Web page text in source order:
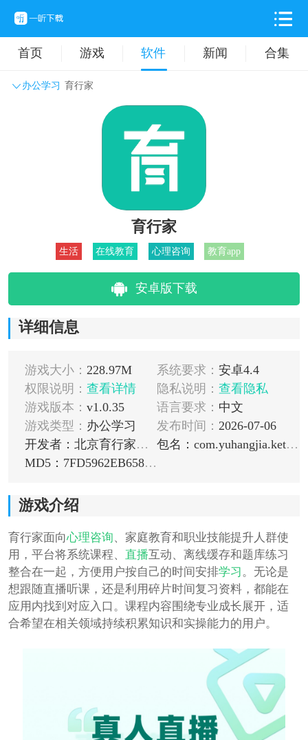
首页 游戏 软件 新闻 合集
办公学习 育行家
主题壁纸 旅游出行
拍摄美化 时尚购物
育行家
生活 在线教育 心理咨询 教育app
安卓版下载
详细信息
游戏大小： 228.97M 系统要求： 安卓4.4
权限说明： 查看详情 隐私说明： 查看隐私
游戏版本： v1.0.35 语言要求： 中文
游戏类型： 办公学习 发布时间： 2026-07-06
开发者：北京育行家教育科技有限公司
包名：com.yuhangjia.ketang
MD5：7FD5962EB658AE396D1DA0439BFDE3AD
游戏介绍
育行家面向心理咨询、家庭教育和职业技能提升人群使
用，平台将系统课程、 直播互动、离线缓存和题库练习
整合在一起，方便用户按自己的时间安排学习。无论是
想跟随直播听课，还是利用碎片时间复习资料，都能在
应用内找到对应入口。课程内容围绕专业成长展开，适
合希望在相关领域持续积累知识和实操能力的用户。